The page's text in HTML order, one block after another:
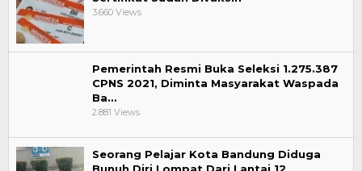
3.660 Views
Pemerintah Resmi Buka Seleksi 1.275.387
CPNS 2021, Diminta Masyarakat Waspada
Ba…
2.881 Views
Seorang Pelajar Kota Bandung Diduga
Bunuh Diri Lompat Dari Lantai 12